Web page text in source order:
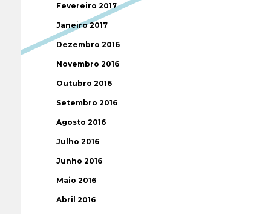
Fevereiro 2017
Janeiro 2017
Dezembro 2016
Novembro 2016
Outubro 2016
Setembro 2016
Agosto 2016
Julho 2016
Junho 2016
Maio 2016
Abril 2016